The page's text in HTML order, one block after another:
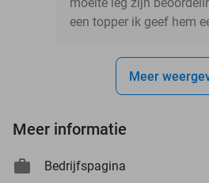
een topper ik geef hem
Meer
Meer informatie
Bedrijfspagina